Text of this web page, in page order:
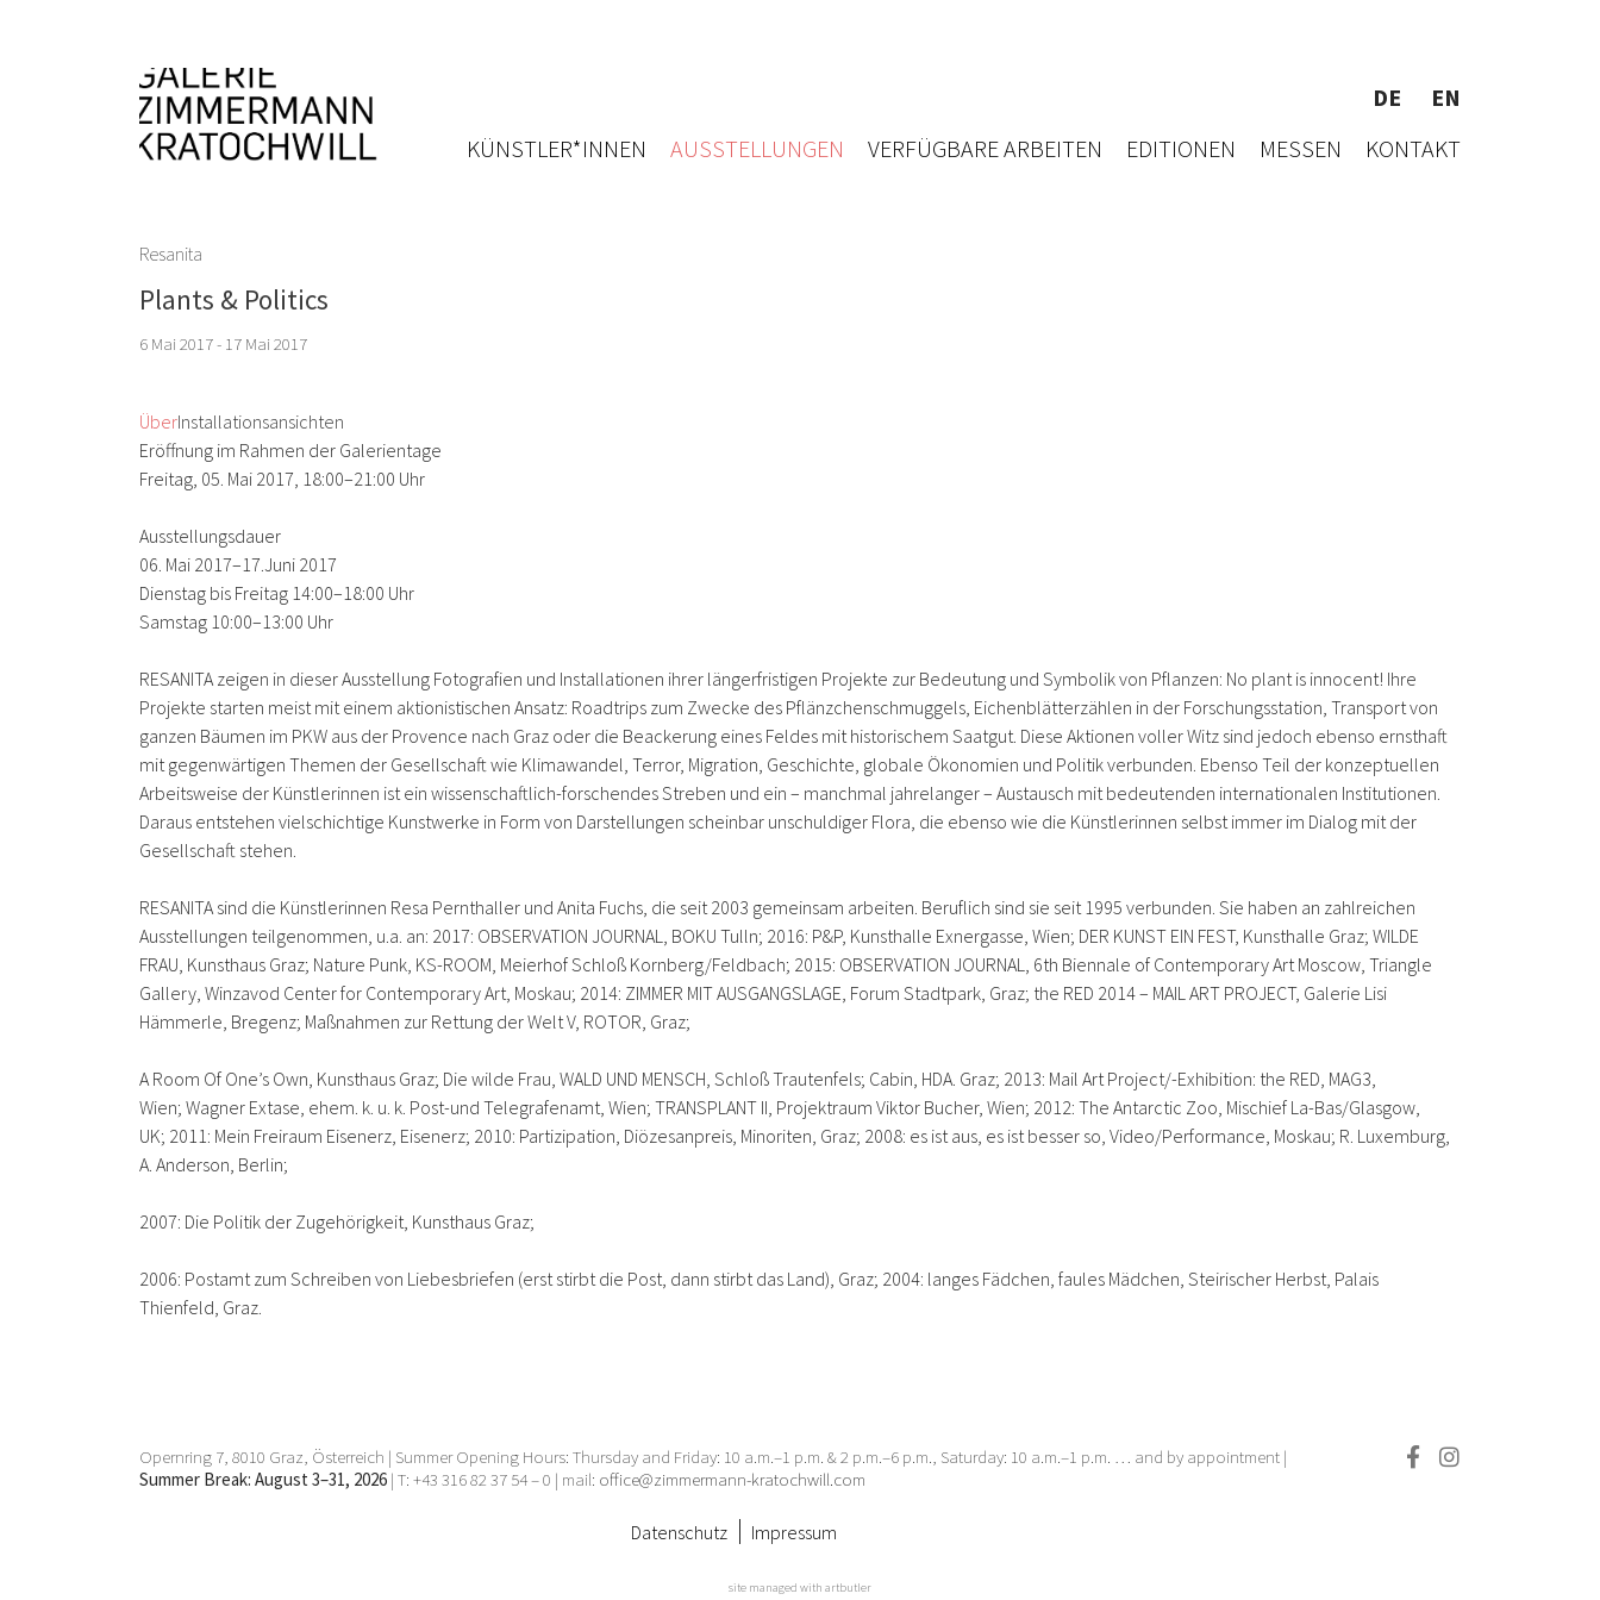
DE
EN
KÜNSTLER*INNEN
AUSSTELLUNGEN VERFÜGBARE ARBEITEN EDITIONEN MESSEN KONTAKT
Resanita
Plants & Politics
6 Mai 2017 - 17 Mai 2017
ÜberInstallationsansichten
Eröffnung im Rahmen der Galerientage
Freitag, 05. Mai 2017, 18:00–21:00 Uhr
Ausstellungsdauer
06. Mai 2017–17.Juni 2017
Dienstag bis Freitag 14:00–18:00 Uhr
Samstag 10:00–13:00 Uhr
RESANITA zeigen in dieser Ausstellung Fotografien und Installationen ihrer längerfristigen Projekte zur Bedeutung und Symbolik von Pflanzen: No plant is innocent! Ihre
Projekte starten meist mit einem aktionistischen Ansatz: Roadtrips zum Zwecke des Pflänzchenschmuggels, Eichenblätterzählen in der Forschungsstation, Transport von
ganzen Bäumen im PKW aus der Provence nach Graz oder die Beackerung eines Feldes mit historischem Saatgut. Diese Aktionen voller Witz sind jedoch ebenso ernsthaft
mit gegenwärtigen Themen der Gesellschaft wie Klimawandel, Terror, Migration, Geschichte, globale Ökonomien und Politik verbunden. Ebenso Teil der konzeptuellen
Arbeitsweise der Künstlerinnen ist ein wissenschaftlich-forschendes Streben und ein – manchmal jahrelanger – Austausch mit bedeutenden internationalen Institutionen.
Daraus entstehen vielschichtige Kunstwerke in Form von Darstellungen scheinbar unschuldiger Flora, die ebenso wie die Künstlerinnen selbst immer im Dialog mit der
Gesellschaft stehen.
RESANITA sind die Künstlerinnen Resa Pernthaller und Anita Fuchs, die seit 2003 gemeinsam arbeiten. Beruflich sind sie seit 1995 verbunden. Sie haben an zahlreichen
Ausstellungen teilgenommen, u.a. an: 2017: OBSERVATION JOURNAL, BOKU Tulln; 2016: P&P, Kunsthalle Exnergasse, Wien; DER KUNST EIN FEST, Kunsthalle Graz; WILDE
FRAU, Kunsthaus Graz; Nature Punk, KS-ROOM, Meierhof Schloß Kornberg/Feldbach; 2015: OBSERVATION JOURNAL, 6th Biennale of Contemporary Art Moscow, Triangle
Gallery, Winzavod Center for Contemporary Art, Moskau; 2014: ZIMMER MIT AUSGANGSLAGE, Forum Stadtpark, Graz; the RED 2014 – MAIL ART PROJECT, Galerie Lisi
Hämmerle, Bregenz; Maßnahmen zur Rettung der Welt V, ROTOR, Graz;
A Room Of One’s Own, Kunsthaus Graz; Die wilde Frau, WALD UND MENSCH, Schloß Trautenfels; Cabin, HDA. Graz; 2013: Mail Art Project/-Exhibition: the RED, MAG3,
Wien; Wagner Extase, ehem. k. u. k. Post-und Telegrafenamt, Wien; TRANSPLANT II, Projektraum Viktor Bucher, Wien; 2012: The Antarctic Zoo, Mischief La-Bas/Glasgow,
UK; 2011: Mein Freiraum Eisenerz, Eisenerz; 2010: Partizipation, Diözesanpreis, Minoriten, Graz; 2008: es ist aus, es ist besser so, Video/Performance, Moskau; R. Luxemburg,
A. Anderson, Berlin;
2007: Die Politik der Zugehörigkeit, Kunsthaus Graz;
2006: Postamt zum Schreiben von Liebesbriefen (erst stirbt die Post, dann stirbt das Land), Graz; 2004: langes Fädchen, faules Mädchen, Steirischer Herbst, Palais
Thienfeld, Graz.
Opernring 7, 8010 Graz, Österreich | Summer Opening Hours: Thursday and Friday: 10 a.m.–1 p.m. & 2 p.m.–6 p.m., Saturday: 10 a.m.–1 p.m. … and by appointment |
Summer Break: August 3–31, 2026 | T: +43 316 82 37 54 – 0 | mail: office@zimmermann-kratochwill.com
Datenschutz Impressum
site managed with artbutler